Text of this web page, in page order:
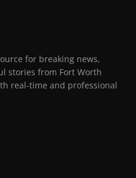
for breaking news,
stories from Fort Worth
real-time and professional